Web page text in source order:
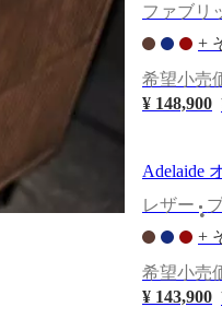
ファブリ
+
希望小売
¥ 148,900
Adelaide
レザー
•
+
希望小売
¥ 143,900